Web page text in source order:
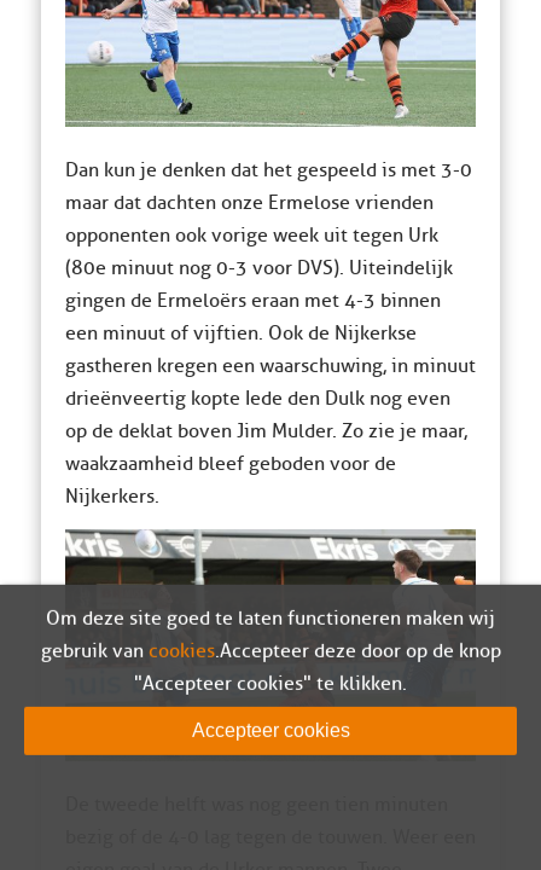
Dan kun je denken dat het gespeeld is met 3-0
maar dat dachten onze Ermelose vrienden
opponenten ook vorige week uit tegen Urk
(80e minuut nog 0-3 voor DVS). Uiteindelijk
gingen de Ermeloërs eraan met 4-3 binnen
een minuut of vijftien. Ook de Nijkerkse
gastheren kregen een waarschuwing, in minuut
drieënveertig kopte Iede den Dulk nog even
op de deklat boven Jim Mulder. Zo zie je maar,
waakzaamheid bleef geboden voor de
Nijkerkers.
Om deze site goed te laten functioneren maken wij
gebruik van cookies. Accepteer deze door op de knop
"Accepteer cookies" te klikken.
Accepteer cookies